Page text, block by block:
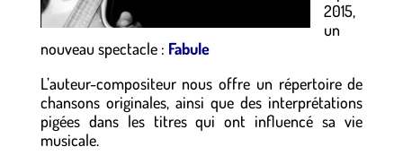
2015,
un
nouveau spectacle : Fabule
L’auteur-compositeur nous offre un répertoire de
chansons originales, ainsi que des interprétations
pigées dans les titres qui ont influencé sa vie
musicale.